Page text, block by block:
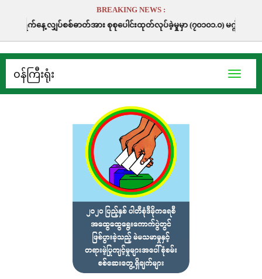
BREAKING NEWS :
ဓာတ်အား စုစုပေါင်းထုတ်လုပ်ခဲ့မှုမှာ (၇၀၁၀၁.၀) မဂ္ဂါဝပ်နာရီဖြစ်ပါသည်။
Toggle
၀န်ကြီးရုံး